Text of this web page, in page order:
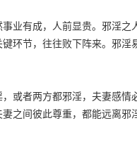
业有成，人前显贵。邪淫之
环节，往往败下阵来。邪淫
或者两方都邪淫，夫妻感情
之间彼此尊重，都能远离邪